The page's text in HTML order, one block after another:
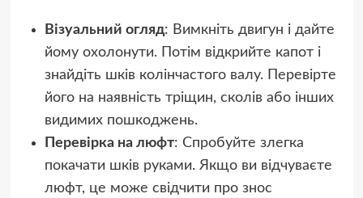
Візуальний огляд: Вимкніть двигун і дайте
йому охолонути. Потім відкрийте капот і
знайдіть шків колінчастого валу. Перевірте
його на наявність тріщин, сколів або інших
видимих пошкоджень.
Перевірка на люфт: Спробуйте злегка
покачати шків руками. Якщо ви відчуваєте
люфт, це може свідчити про знос